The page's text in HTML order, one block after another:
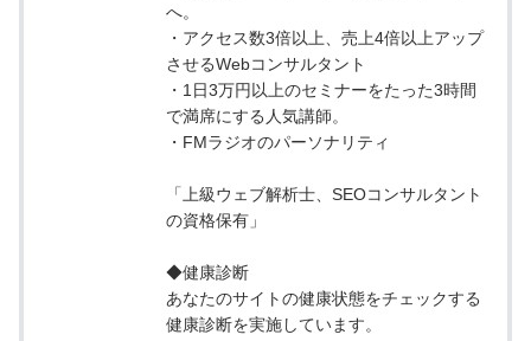
へ。
・アクセス数3倍以上、売上4倍以上アップ
させるWebコンサルタント
・1日3万円以上のセミナーをたった3時間
で満席にする人気講師。
・FMラジオのパーソナリティ
「上級ウェブ解析士、SEOコンサルタント
の資格保有」
◆健康診断
あなたのサイトの健康状態をチェックする
健康診断を実施しています。